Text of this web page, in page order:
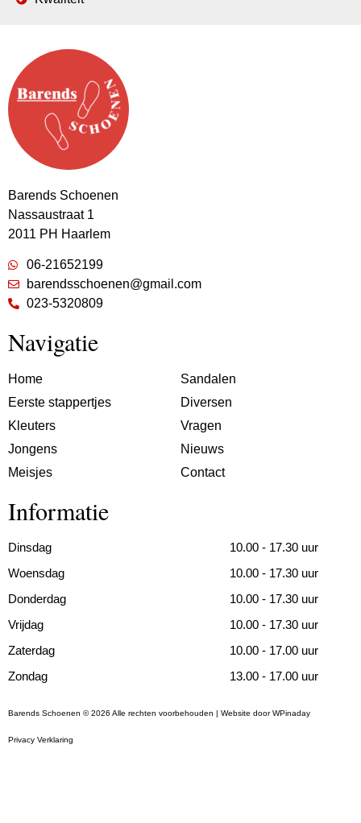
Barends Schoenen
Nassaustraat 1
2011 PH Haarlem
06-21652199
barendsschoenen@gmail.com
023-5320809
Navigatie
Home
Eerste stappertjes
Kleuters
Jongens
Meisjes
Sandalen
Diversen
Vragen
Nieuws
Contact
Informatie
Dinsdag
10.00 - 17.30 uur
Woensdag
10.00 - 17.30 uur
Donderdag
10.00 - 17.30 uur
Vrijdag
10.00 - 17.30 uur
Zaterdag
10.00 - 17.00 uur
Zondag
13.00 - 17.00 uur
Barends Schoenen © 2026 Alle rechten voorbehouden | Website doorWPinaday
Privacy Verklaring